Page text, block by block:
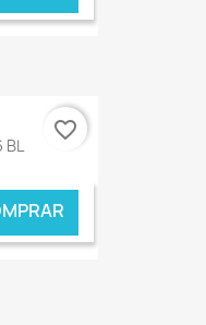
€ ONLINE
BL
favorite_border